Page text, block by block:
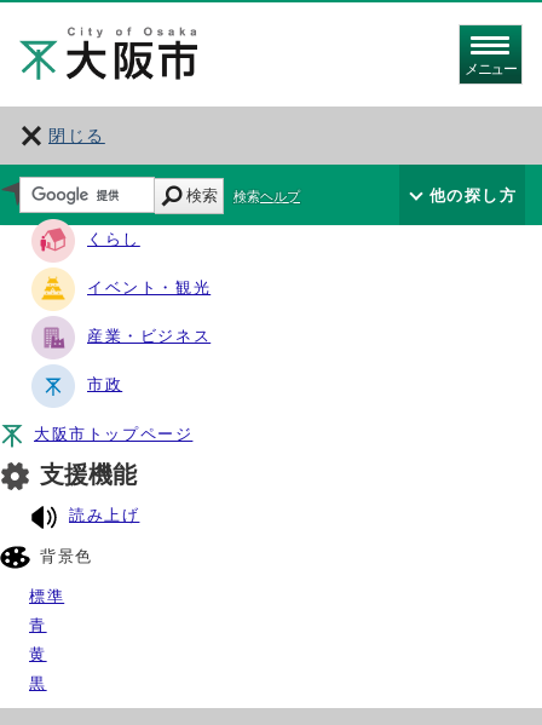
メニュー
閉じる
サイト・ナビ
くらし
イベント・観光
産業・ビジネス
市政
大阪市トップページ
支援機能
読み上げ
背景色
標準
青
黄
黒
検索 検索ヘルプ 他の探し方